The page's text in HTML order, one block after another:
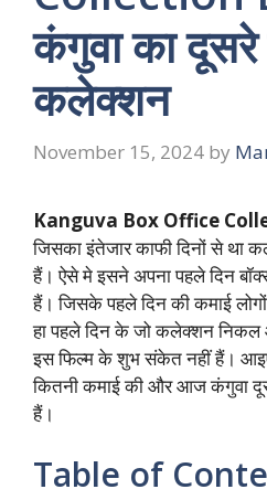
कंगुवा का दूसरे
कलेक्शन
November 15, 2024 by
Kanguva Box Office
जिसका इंतेजार काफी दिनों से था
हैं। ऐसे मे इसने अपना पहले दिन
हैं। जिसके पहले दिन की कमाई
हा पहले दिन के जो कलेक्शन निकल
इस फिल्म के शुभ संकेत नहीं हैं।
कितनी कमाई की और आज कंगुवा
हैं।
Table of